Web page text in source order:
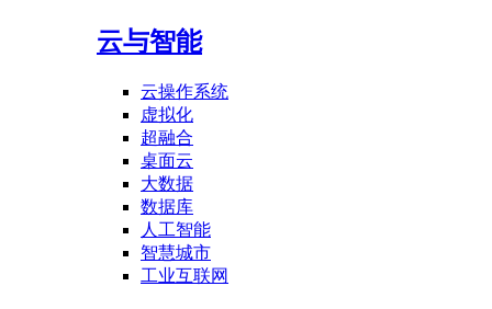
云与智能
云操作系统
虚拟化
超融合
桌面云
大数据
数据库
人工智能
智慧城市
工业互联网